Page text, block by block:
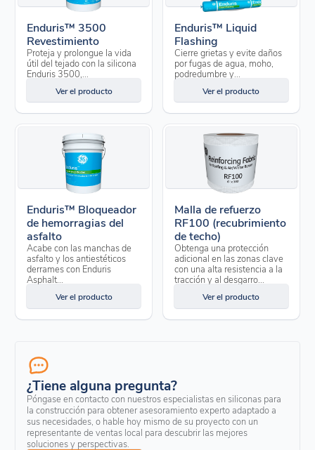
Enduris™ 3500
Revestimiento
Proteja y prolongue la vida
útil del tejado con la silicona
Enduris 3500,...
Ver el producto
Enduris™ Liquid
Flashing
Cierre grietas y evite daños
por fugas de agua, moho,
podredumbre y...
Ver el producto
Enduris™ Bloqueador
de hemorragias del
asfalto
Acabe con las manchas de
asfalto y los antiestéticos
derrames con Enduris
Asphalt...
Ver el producto
Malla de refuerzo
RF100 (recubrimiento
de techo)
Obtenga una protección
adicional en las zonas clave
con una alta resistencia a la
tracción y al desgarro...
Ver el producto
¿Tiene alguna pregunta?
Póngase en contacto con nuestros especialistas en siliconas para
la construcción para obtener asesoramiento experto adaptado a
sus necesidades, o hable hoy mismo de su proyecto con un
representante de ventas local para descubrir las mejores
soluciones y perspectivas.